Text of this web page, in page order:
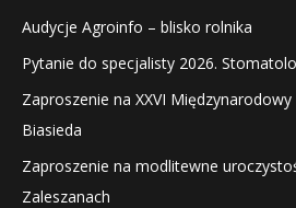
Audycje Agroinfo – blisko rolnika
Pytanie do specjalisty 2026.
Zaproszenie na XXVI
Biasieda
Zaproszenie na modlitewne
Zaleszanach